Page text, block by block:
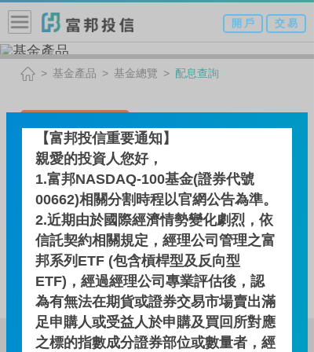
開 戶 交 易
【富邦投信重要通知】
親愛的投資人您好，
1.富邦NASDAQ-100基金(證券代號
00662)相關分割時程以官網公告為準。
2.近期由於國際經濟情勢變化劇烈，依
信託契約相關規定，經理公司管理之富
邦系列ETF (包含槓桿型及反向型
ETF)，經過經理公司專業評估後，認
為有無法在期貨或證券交易市場賣出滿
足申購人或受益人於申購及買回所對應
之標的指數成分證券部位或數量者，經
基金產品 基金總覽 配息查詢
高成長基金
配息查詢
此基金無配息資訊！
富邦證券投資信託股份有限公司